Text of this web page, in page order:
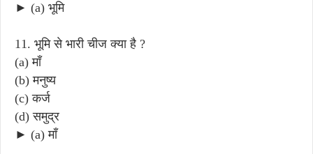
► (a) भूमि
11. भूमि से भारी चीज क्या है ?
(a) माँ
(b) मनुष्य
(c) कर्ज
(d) समुद्र
► (a) माँ